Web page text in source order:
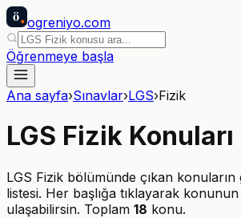
ö ogreniyo.com
Öğrenmeye başla
Ana sayfa›Sınavlar›LGS›Fizik
LGS Fizik Konuları
LGS Fizik bölümünde çıkan
listesi. Her başlığa tıklayarak konunun
ulaşabilirsin. Toplam 18 konu.